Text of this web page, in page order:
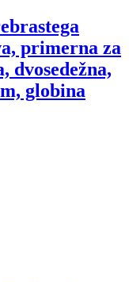
primerna za
dvosedežna,
globina